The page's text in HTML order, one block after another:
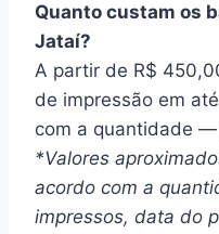
Quanto custam os
Jataí?
A partir de R$
de impressão em
com a quantidade
*Valores
acordo com a
impressos, data do